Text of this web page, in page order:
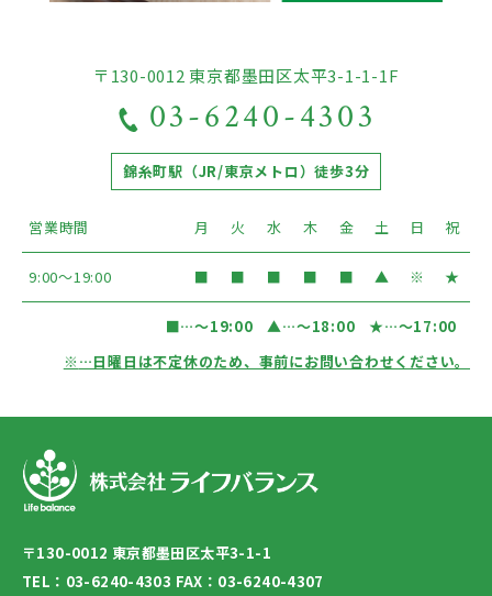
〒130-0012 東京都墨田区太平3-1-1-1F
03-6240-4303
錦糸町駅（JR/東京メトロ）徒歩3分
営業時間 月 火 水 木 金 土 日 祝
9:00〜19:00 ■ ■ ■ ■ ■ ▲ ※ ★
■…〜19:00 ▲…〜18:00 ★…〜17:00
※ …日曜日は不定休のため、事前にお問い合わせください。
〒130-0012 東京都墨田区太平3-1-1
TEL：03-6240-4303 FAX：03-6240-4307